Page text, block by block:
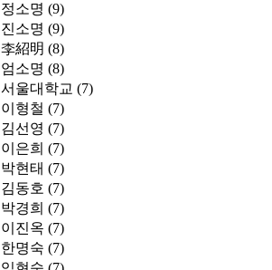
정소명 (9)
진소명 (9)
李紹明 (8)
엄소명 (8)
서울대학교 (7)
이형철 (7)
김선영 (7)
이은희 (7)
박현태 (7)
김동호 (7)
박경희 (7)
이진옥 (7)
한명숙 (7)